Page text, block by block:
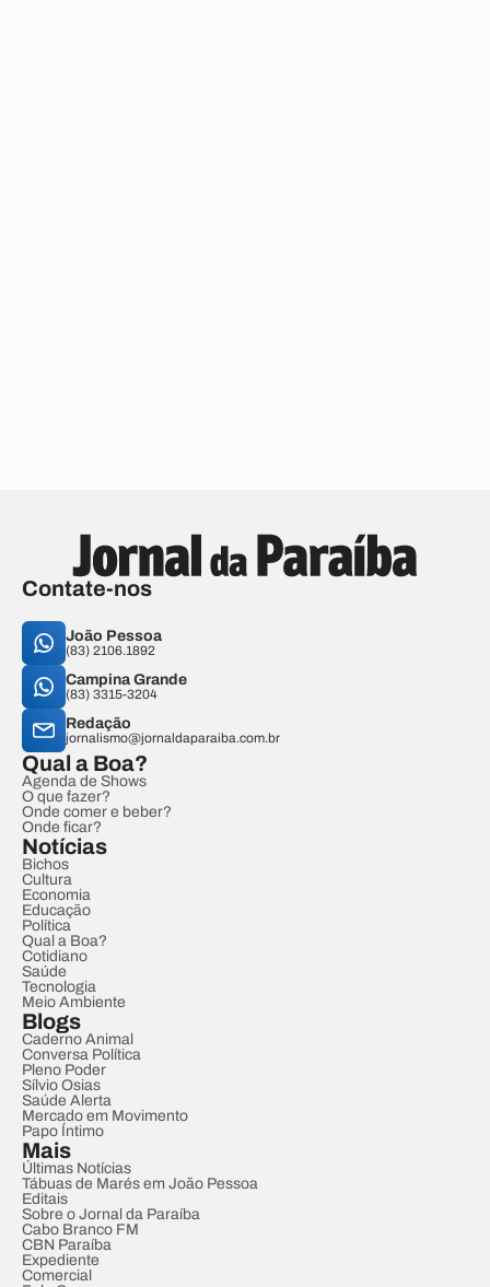
Contate-nos
João Pessoa
(83) 2106.1892
Campina Grande
(83) 3315-3204
Redação
jornalismo@jornaldaparaiba.com.br
Qual a Boa?
Agenda de Shows
O que fazer?
Onde comer e beber?
Onde ficar?
Notícias
Bichos
Cultura
Economia
Educação
Política
Qual a Boa?
Cotidiano
Saúde
Tecnologia
Meio Ambiente
Blogs
Caderno Animal
Conversa Política
Pleno Poder
Sílvio Osias
Saúde Alerta
Mercado em Movimento
Papo Íntimo
Mais
Últimas Notícias
Tábuas de Marés em João Pessoa
Editais
Sobre o Jornal da Paraíba
Cabo Branco FM
CBN Paraíba
Expediente
Comercial